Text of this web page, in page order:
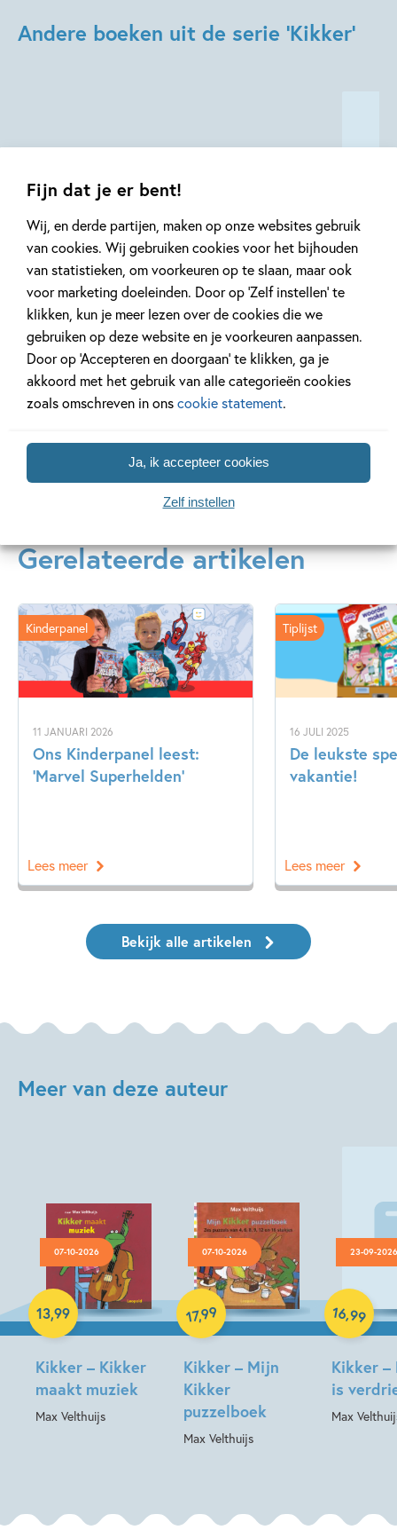
Fijn dat je er bent!
Wij, en derde partijen, maken op onze websites gebruik
van cookies. Wij gebruiken cookies voor het bijhouden
van statistieken, om voorkeuren op te slaan, maar ook
voor marketing doeleinden. Door op ‘Zelf instellen’ te
klikken, kun je meer lezen over de cookies die we
gebruiken op deze website en je voorkeuren aanpassen.
Door op ‘Accepteren en doorgaan’ te klikken, ga je
akkoord met het gebruik van alle categorieën cookies
zoals omschreven in onscookie statement.
Ja, ik accepteer cookies
Zelf instellen
Andere boeken uit de serie 'Kikker'
07-10-2026
Kikker – Kikker
maakt muziek
Max Velthuijs
13 ,99
Hardcover
Kikker – Mijn
Kikker
puzzelboek
Max Velthuijs
17,99
Hardcover
is
16,99
Hardcover
Gerelateerde artikelen
11 JANUARI 2026
Ons Kinderpanel leest:
‘Marvel Superhelden’
Kinderpanel
Lees meer
16 JULI 2025
De leukste
vakantie!
Tiplijst
Lees meer
Bekijk alle artikelen
Meer van deze auteur
07-10-2026
Kikker – Kikker
maakt muziek
Max Velthuijs
13,99
Hardcover
07-10-2026
Kikker – Mijn
Kikker
puzzelboek
Max Velthuijs
17,99
Hardcover
23-09-2026
Kikker –
is
Max
16,99